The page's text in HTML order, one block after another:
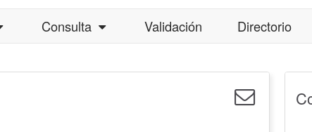
Consulta Validación Directorio